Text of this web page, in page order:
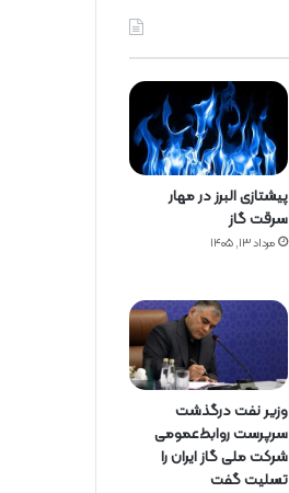
پیشتازی البرز در مهار
سرقت گاز
مرداد ۱۳, ۱۴۰۵
وزیر نفت درگذشت
سرپرست روابط‌عمومی
شرکت ملی گاز ایران را
تسلیت گفت